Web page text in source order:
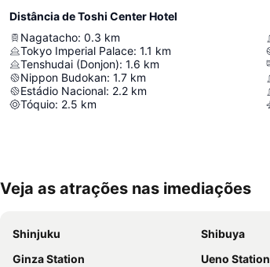
Distância de Toshi Center Hotel
Nagatacho: 0.3 km
Tokyo Imperial Palace: 1.1 km
Tenshudai (Donjon): 1.6 km
Nippon Budokan: 1.7 km
Estádio Nacional: 2.2 km
Tóquio: 2.5 km
Veja as atrações nas imediações
Shinjuku Shibuya
Ginza Station
Ueno Station